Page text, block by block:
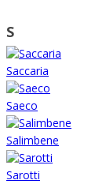
S
Saccaria
Saeco
Salimbene
Sarotti